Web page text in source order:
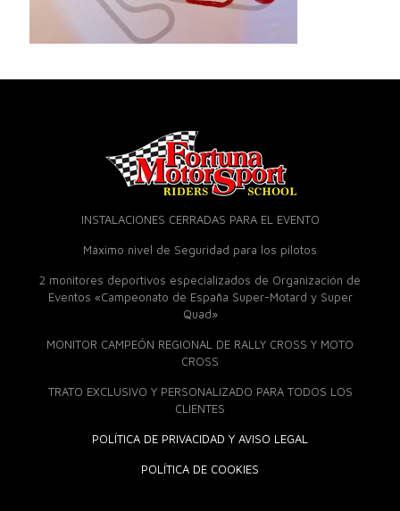
INSTALACIONES CERRADAS PARA EL EVENTO
Máximo nivel de Seguridad para los pilotos
2 monitores deportivos especializados de Organización de
Eventos «Campeonato de España Super-Motard y Super
Quad»
MONITOR CAMPEÓN REGIONAL DE RALLY CROSS Y MOTO
CROSS
TRATO EXCLUSIVO Y PERSONALIZADO PARA TODOS LOS
CLIENTES
POLÍTICA DE PRIVACIDAD Y AVISO LEGAL
POLÍTICA DE COOKIES